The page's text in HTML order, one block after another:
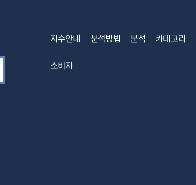
지수안내 분석방법 분석 카테고리
소비자